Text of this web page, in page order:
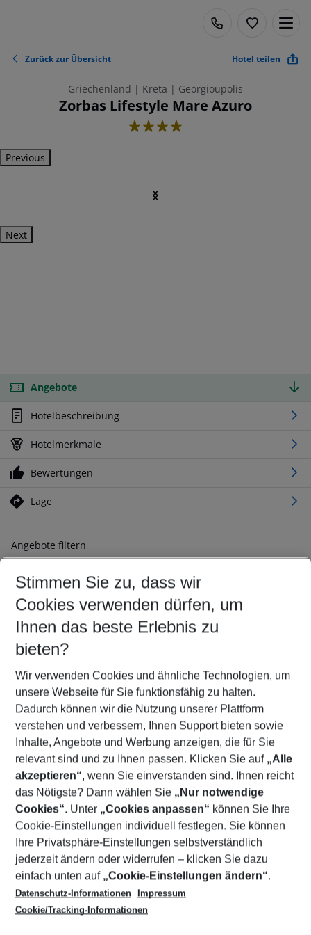
Zurück zur Übersicht Hotel teilen
Griechenland | Kreta | Georgioupolis
Zorbas Lifestyle Mare Azuro
4
Previous
Next
Angebote
Hotelbeschreibung
Hotelmerkmale
Bewertungen
Lage
Angebote filtern
Ändern Sie Ihre Kriterien nach Ihren Wünschen
Abflughafen wählen
Beliebiger Abflughafen
Reisezeitraum wählen
08.08.26– 06.08.27 5-8 Nächte
2 Erwachsene Keine Kinder
Mehr Filter anzeigen
Footer
Footer navigation
Über uns
AGB
Cookie-Einstellungen ändern
Cookie-Richtlinie
Datenschutz
Service & Hilfe
Barrierefreies Reisen
Check-in
Folgen Sie uns
Stimmen Sie zu, dass wir
Cookies verwenden dürfen, um
Ihnen das beste Erlebnis zu
bieten?
Wir verwenden Cookies und ähnliche Technologien, um
unsere Webseite für Sie funktionsfähig zu halten.
Dadurch können wir die Nutzung unserer Plattform
verstehen und verbessern, Ihnen Support bieten sowie
Inhalte, Angebote und Werbung anzeigen, die für Sie
relevant sind und zu Ihnen passen. Klicken Sie auf „Alle
akzeptieren“, wenn Sie einverstanden sind. Ihnen reicht
das Nötigste? Dann wählen Sie „Nur notwendige
Cookies“. Unter „Cookies anpassen“ können Sie Ihre
Cookie-Einstellungen individuell festlegen. Sie können
Ihre Privatsphäre-Einstellungen selbstverständlich
jederzeit ändern oder widerrufen – klicken Sie dazu
einfach unten auf „Cookie-Einstellungen ändern“.
Datenschutz-Informationen
Impressum
Cookie/Tracking-Informationen